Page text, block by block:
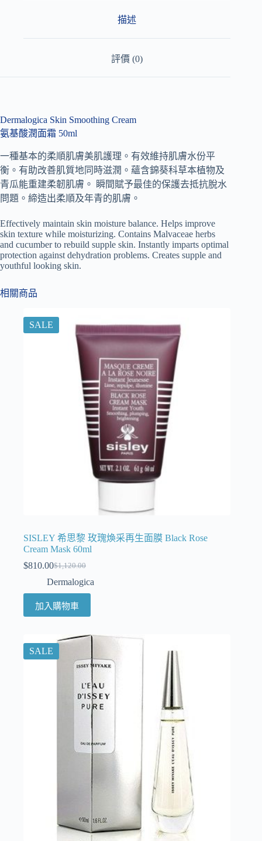
描述
評價 (0)
Dermalogica Skin Smoothing Cream
氨基酸潤面霜 50ml
一種基本的柔順肌膚美肌護理。有效維持肌膚水份平
衡。有助改善肌質地同時滋潤。蘊含錦葵科草本植物及
青瓜能重建柔韌肌膚。 瞬間賦予最佳的保護去抵抗脫水
問題。締造出柔順及年青的肌膚。
Effectively maintain skin moisture balance. Helps improve
skin texture while moisturizing. Contains Malvaceae herbs
and cucumber to rebuild supple skin. Instantly imparts optimal
protection against dehydration problems. Creates supple and
youthful looking skin.
相關商品
SALE
SISLEY 希思黎 玫瑰煥采再生面膜 Black Rose
Cream Mask 60ml
$1,120.00
$810.00
Dermalogica
加入購物車
SALE